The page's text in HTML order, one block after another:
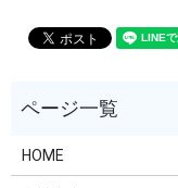
HOME